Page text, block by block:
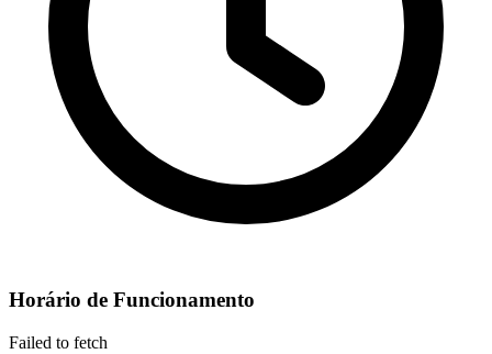
Horário de Funcionamento
Failed to fetch